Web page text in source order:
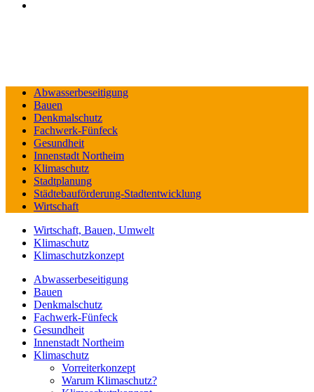
Abwasserbeseitigung
Bauen
Denkmalschutz
Fachwerk-Fünfeck
Gesundheit
Innenstadt Northeim
Klimaschutz
Stadtplanung
Städtebauförderung-Stadtentwicklung
Wirtschaft
Wirtschaft, Bauen, Umwelt
Klimaschutz
Klimaschutzkonzept
Abwasserbeseitigung
Bauen
Denkmalschutz
Fachwerk-Fünfeck
Gesundheit
Innenstadt Northeim
Klimaschutz
Vorreiterkonzept
Warum Klimaschutz?